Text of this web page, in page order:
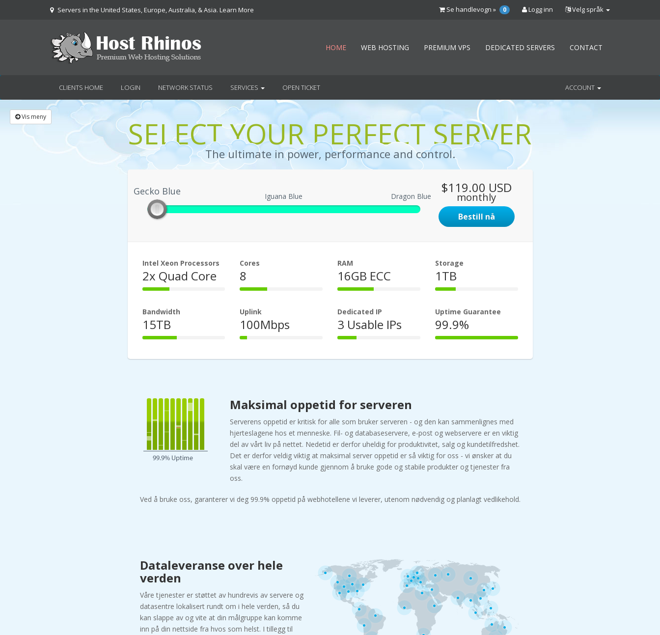
Servers in the United States, Europe, Australia, & Asia. Learn More Velg språk
Logg inn
Se handlevogn » 0
HOME WEB HOSTING PREMIUM VPS DEDICATED SERVERS CONTACT
CLIENTS HOME LOGIN NETWORK STATUS SERVICES OPEN TICKET ACCOUNT
Vis meny SELECT YOUR PERFECT SERVER
The ultimate in power, performance and control.
Gecko Blue
Gecko Blue Iguana Blue Dragon Blue
$119.00 USD
monthly
Bestill nå
Intel Xeon Processors
2x Quad Core
33%
Cores
8
33%
RAM
16GB ECC
44%
Storage
1TB
25%
Bandwidth
15TB
42%
Uplink
100Mbps
9%
Dedicated IP
3 Usable IPs
23%
Uptime Guarantee
99.9%
100%
Maksimal oppetid for serveren
Serverens oppetid er kritisk for alle som bruker serveren - og den kan sammenlignes med
hjerteslagene hos et menneske. Fil- og databaseservere, e-post og webservere er en viktig
del av vårt liv på nettet. Nedetid er derfor uheldig for produktivitet, salg og kundetilfredshet.
Det er derfor veldig viktig at maksimal server oppetid er så viktig for oss - vi ønsker at du
skal være en fornøyd kunde gjennom å bruke gode og stabile produkter og tjenester fra
oss.
Ved å bruke oss, garanterer vi deg 99.9% oppetid på webhotellene vi leverer, utenom nødvendig og planlagt vedlikehold.
Dataleveranse over hele
verden
Våre tjenester er støttet av hundrevis av servere og
datasentre lokalisert rundt om i hele verden, så du
kan slappe av og vite at din målgruppe kan komme
inn på din nettside fra hvos som helst. I tillegg til